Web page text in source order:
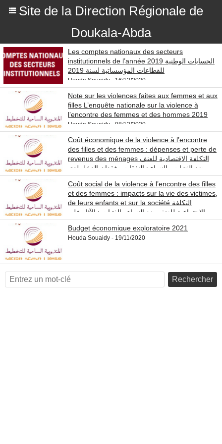
Site de la Direction Régionale de
Doukala-Abda
Les comptes nationaux des secteurs
institutionnels de l’année 2019 الحسابات الوطنية
للقطاعات المؤسساتية لسنة 2019
Houda Souaidy - 16/12/2020
Note sur les violences faites aux femmes et aux
filles L’enquête nationale sur la violence à
l’encontre des femmes et des hommes 2019
Houda Souaidy - 08/12/2020
Coût économique de la violence à l’encontre
des filles et des femmes : dépenses et perte de
revenus des ménages التكلفة الاقتصادية للعنف
ضد الفتيات والنساء : النفقات وفقدان الدخل لدى
الأسر
Houda Souaidy - 30/11/2020
Coût social de la violence à l’encontre des filles
et des femmes : impacts sur la vie des victimes,
de leurs enfants et sur la société التكلفة
الاجتماعية للعنف ضد النساء والفتيات : الآثار على
حياة ضحايا العنف وعلى أطفالهن وعلى المجتمع
Houda Souaidy - 30/11/2020
Budget économique exploratoire 2021
Houda Souaidy - 19/11/2020
Rechercher